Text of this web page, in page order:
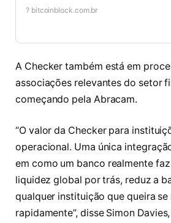
? bitcoinblock.com.br
A Checker também está em
associações relevantes do setor
começando pela Abracam.
“O valor da Checker para
operacional. Uma única
em como um banco realmente
liquidez global por trás, reduz a
qualquer instituição que queira
rapidamente”, disse Simon